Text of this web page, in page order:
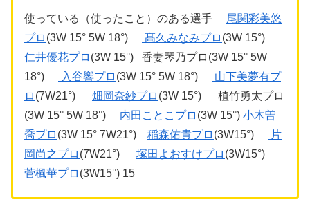
使っている（使ったこと）のある選手
尾関彩美悠
プロ (3W 15° 5W 18°) 髙久みなみプロ (3W 15°)
仁井優花プロ (3W 15°) 香妻琴乃プロ(3W 15° 5W
18°)
入谷響プロ (3W 15° 5W 18°)
山下美夢有プ
ロ (7W21°) 畑岡奈紗プロ (3W 15°) 植竹勇太プロ
(3W 15° 5W 18°) 内田ことこプロ (3W 15°) 小木曽
喬プロ (3W 15° 7W21°) 稲森佑貴プロ (3W15°)
片
岡尚之プロ (7W21°) 塚田よおすけプロ (3W15°)
菅楓華プロ (3W15°) 15